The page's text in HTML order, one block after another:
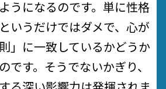
うになるのです。単に性格
いうだけではダメで、心が
則」に一致しているかどうか
です。そうでないかぎり、